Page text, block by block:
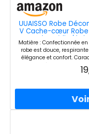
UUAISSO Robe
V Cache-cœur Robe
Robe Midi
Matière : Confectionnée
robe est douce,
élégance et confort.
courtes à volants,
genou, fluide et drapée.
décontractée, robe
fleurie, robe bohème.
parfaite pour les
printanières, les